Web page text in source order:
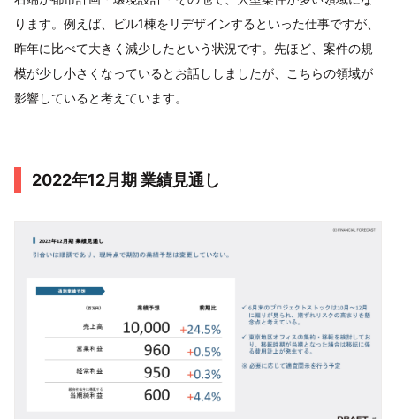
ります。例えば、ビル1棟をリデザインするといった仕事ですが、
昨年に比べて大きく減少したという状況です。先ほど、案件の規
模が少し小さくなっているとお話ししましたが、こちらの領域が
影響していると考えています。
2022年12月期 業績見通し